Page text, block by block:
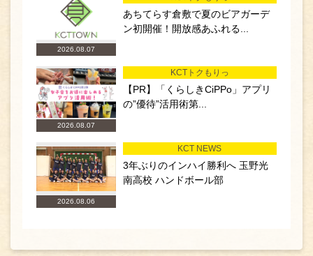
2026.08.07
あちてらす倉敷で夏のビアガーデ
ン初開催！開放感あふれる...
2026.08.07
KCTトクもりっ
【PR】「くらしきCiPPo」アプリ
の”優待”活用術第...
2026.08.06
KCT NEWS
3年ぶりのインハイ勝利へ 玉野光
南高校 ハンドボール部